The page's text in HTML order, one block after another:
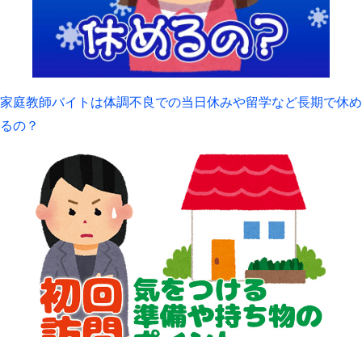
家庭教師バイトは体調不良での当日休みや留学など長期で休め
るの？